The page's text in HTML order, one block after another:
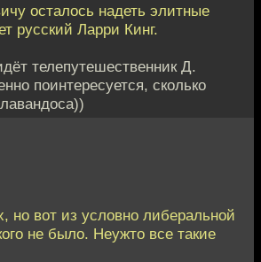
осталось надеть элитные
русский Ларри Кинг.
телепутешественник Д.
поинтересуется, сколько
но вот из условно либеральной
не было. Неужто все такие